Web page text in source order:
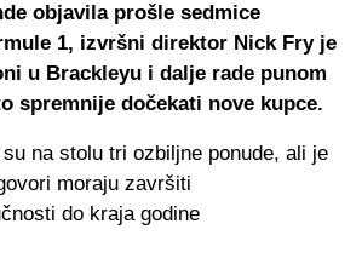
objavila prošle sedmice
1, izvršni direktor Nick Fry je
u Brackleyu i dalje rade punom
spremnije dočekati nove kupce.
na stolu tri ozbiljne ponude, ali je
moraju završiti
do kraja godine